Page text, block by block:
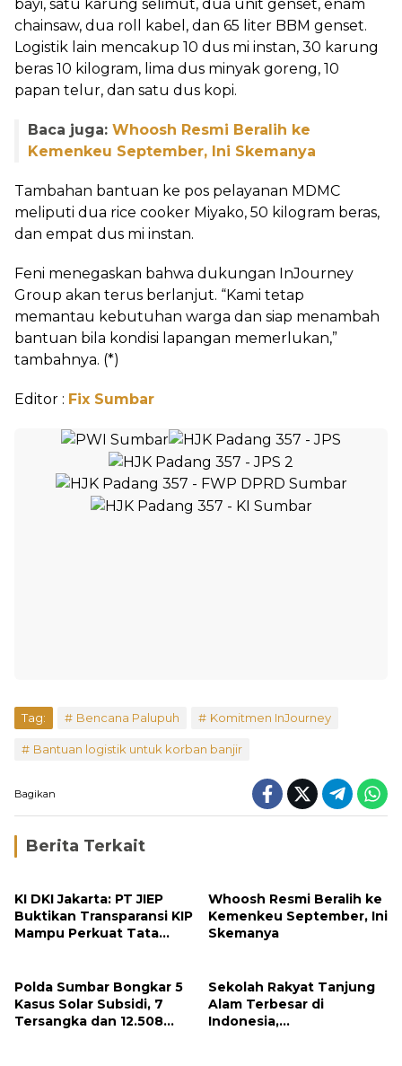
bayi, satu karung selimut, dua unit genset, enam
chainsaw, dua roll kabel, dan 65 liter BBM genset.
Logistik lain mencakup 10 dus mi instan, 30 karung
beras 10 kilogram, lima dus minyak goreng, 10
papan telur, dan satu dus kopi.
Baca juga: Whoosh Resmi Beralih ke
Kemenkeu September, Ini Skemanya
Tambahan bantuan ke pos pelayanan MDMC
meliputi dua rice cooker Miyako, 50 kilogram beras,
dan empat dus mi instan.
Feni menegaskan bahwa dukungan InJourney
Group akan terus berlanjut. “Kami tetap
memantau kebutuhan warga dan siap menambah
bantuan bila kondisi lapangan memerlukan,”
tambahnya. (*)
Editor : Fix Sumbar
Tag: Bencana Palupuh Komitmen InJourney
Bantuan logistik untuk korban banjir
Bagikan
Berita Terkait
KI DKI Jakarta: PT JIEP
Buktikan Transparansi KIP
Mampu Perkuat Tata
Whoosh Resmi Beralih ke
Kemenkeu September, Ini
Skemanya
Polda Sumbar Bongkar 5
Kasus Solar Subsidi, 7
Tersangka dan 12.508
Sekolah Rakyat Tanjung
Alam Terbesar di
Indonesia,